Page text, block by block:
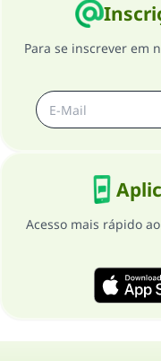
Para se inscrever em
Acesso mais rápido